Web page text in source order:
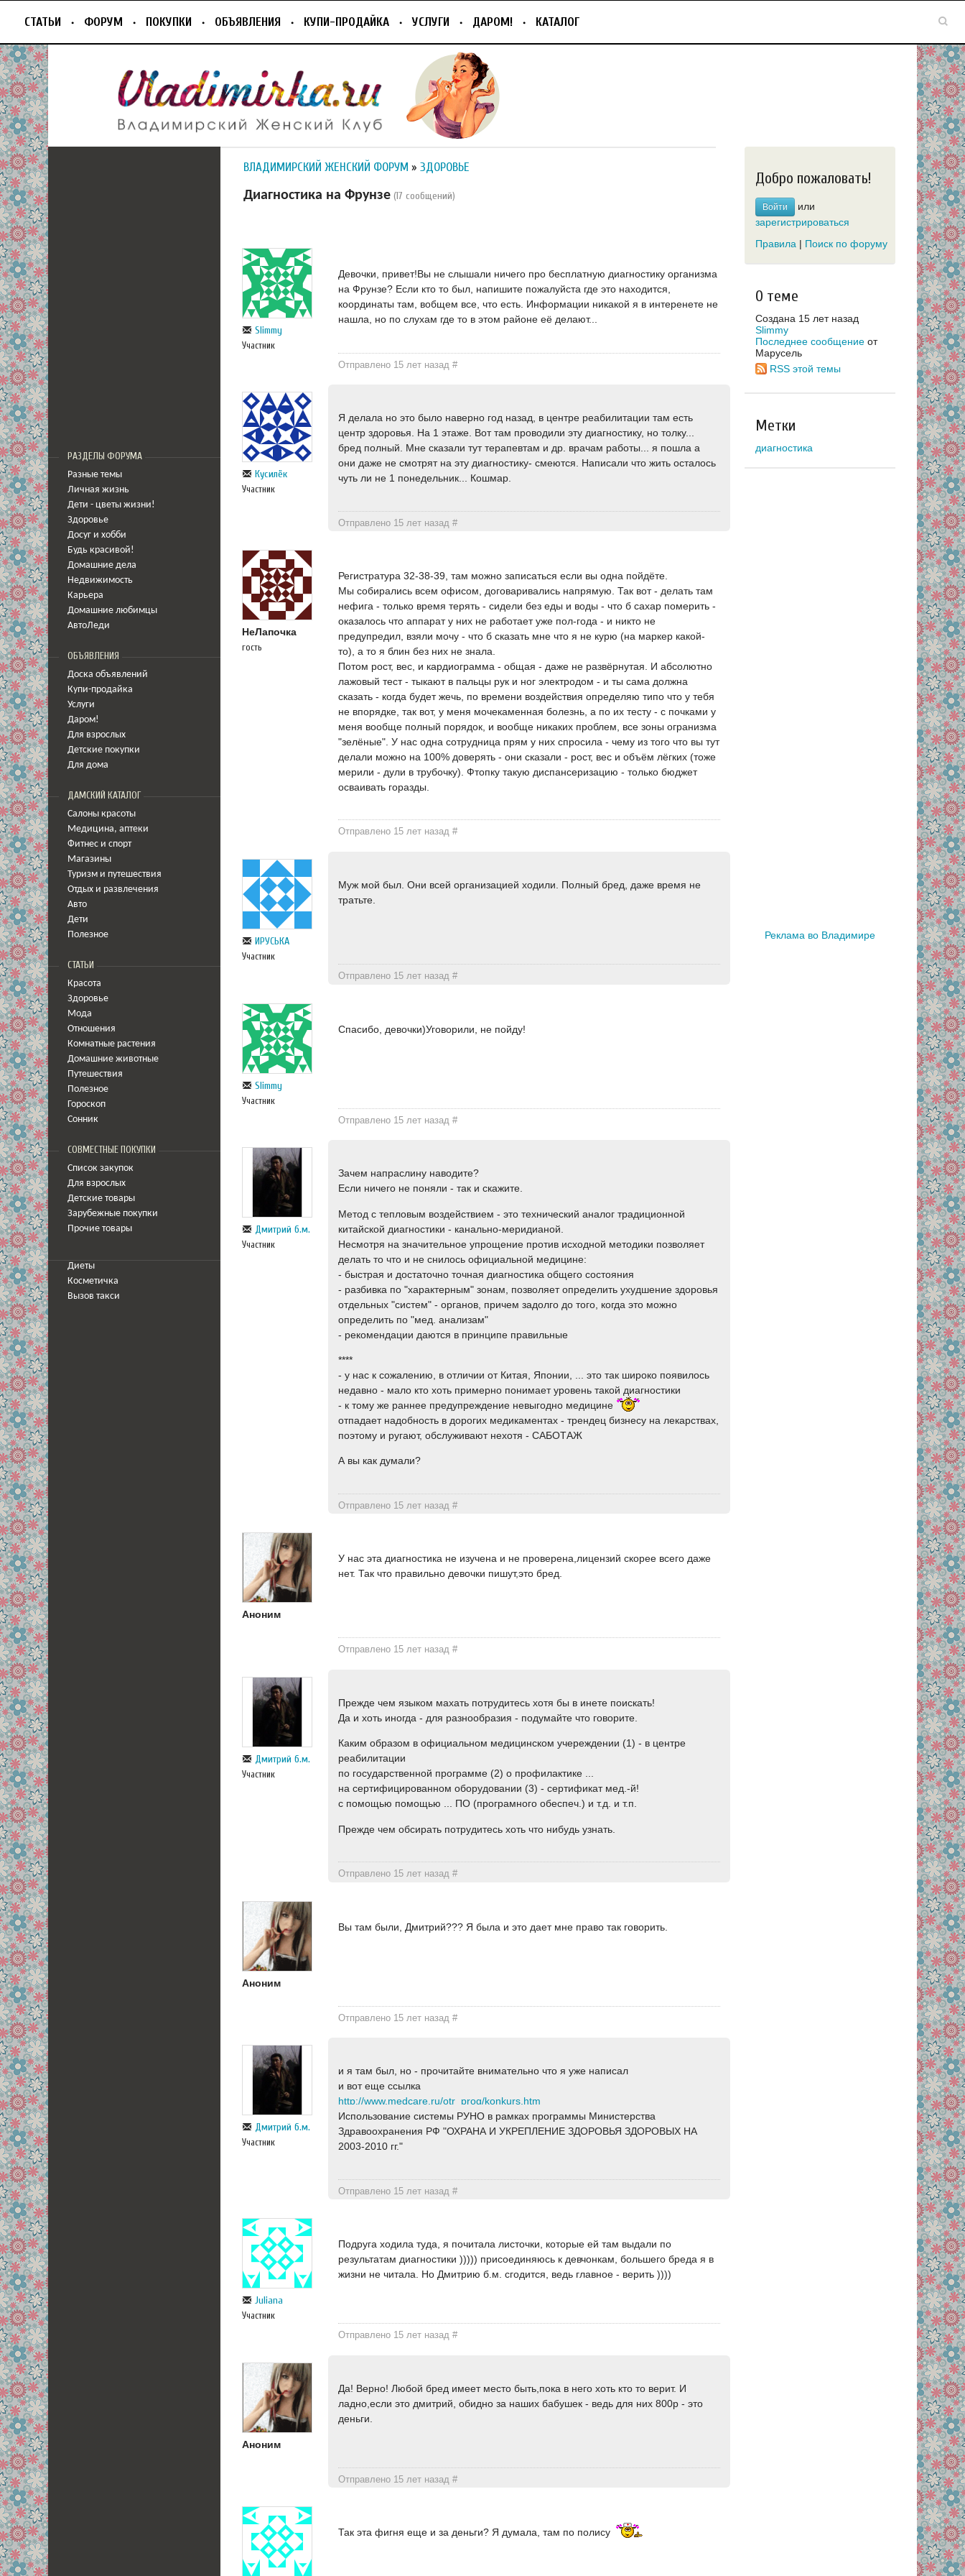
СТАТЬИ ФОРУМ ПОКУПКИ ОБЪЯВЛЕНИЯ КУПИ-ПРОДАЙКА УСЛУГИ ДАРОМ! КАТАЛОГ
РАЗДЕЛЫ ФОРУМА
Разные темы
Личная жизнь
Дети - цветы жизни!
Здоровье
Досуг и хобби
Будь красивой!
Домашние дела
Недвижимость
Карьера
Домашние любимцы
АвтоЛеди
ОБЪЯВЛЕНИЯ
Доска объявлений
Купи-продайка
Услуги
Даром!
Для взрослых
Детские покупки
Для дома
ДАМСКИЙ КАТАЛОГ
Салоны красоты
Медицина, аптеки
Фитнес и спорт
Магазины
Туризм и путешествия
Отдых и развлечения
Авто
Дети
Полезное
СТАТЬИ
Красота
Здоровье
Мода
Отношения
Комнатные растения
Домашние животные
Путешествия
Полезное
Гороскоп
Сонник
СОВМЕСТНЫЕ ПОКУПКИ
Список закупок
Для взрослых
Детские товары
Зарубежные покупки
Прочие товары
Диеты
Косметичка
Вызов такси
ВЛАДИМИРСКИЙ ЖЕНСКИЙ ФОРУМ » ЗДОРОВЬЕ
Диагностика на Фрунзе (17 сообщений)
Slimmy
Участник
Девочки, привет!Вы не слышали ничего про бесплатную диагностику организма
на Фрунзе? Если кто то был, напишите пожалуйста где это находится,
координаты там, вобщем все, что есть. Информации никакой я в интеренете не
нашла, но по слухам где то в этом районе её делают...
Отправлено 15 лет назад#
Кусилёк
Участник
Я делала но это было наверно год назад, в центре реабилитации там есть
центр здоровья. На 1 этаже. Вот там проводили эту диагностику, но толку...
бред полный. Мне сказали тут терапевтам и др. врачам работы... я пошла а
они даже не смотрят на эту диагностику- смеются. Написали что жить осталось
чуть ли не 1 понедельник... Кошмар.
Отправлено 15 лет назад#
НеЛапочка
гость
Регистратура 32-38-39, там можно записаться если вы одна пойдёте.
Мы собирались всем офисом, договаривались напрямую. Так вот - делать там
нефига - только время терять - сидели без еды и воды - что б сахар померить -
оказалось что аппарат у них не работает уже пол-года - и никто не
предупредил, взяли мочу - что б сказать мне что я не курю (на маркер какой-
то), а то я блин без них не знала.
Потом рост, вес, и кардиограмма - общая - даже не развёрнутая. И абсолютно
лажовый тест - тыкают в пальцы рук и ног электродом - и ты сама должна
сказать - когда будет жечь, по времени воздействия определяю типо что у тебя
не впорядке, так вот, у меня мочекаменная болезнь, а по их тесту - с почками у
меня вообще полный порядок, и вообще никаких проблем, все зоны огранизма
"зелёные". У нас одна сотрудница прям у них спросила - чему из того что вы тут
делали можно на 100% доверять - они сказали - рост, вес и объём лёгких (тоже
мерили - дули в трубочку). Фтопку такую диспансеризацию - только бюджет
осваивать горазды.
Отправлено 15 лет назад#
ИРУСЬКА
Участник
Муж мой был. Они всей организацией ходили. Полный бред, даже время не
тратьте.
Отправлено 15 лет назад#
Slimmy
Участник
Спасибо, девочки)Уговорили, не пойду!
Отправлено 15 лет назад#
Дмитрий б.м.
Участник
Зачем напраслину наводите?
Если ничего не поняли - так и скажите.
Метод с тепловым воздействием - это технический аналог традиционной
китайской диагностики - канально-меридианой.
Несмотря на значительное упрощение против исходной методики позволяет
делать то что и не снилось официальной медицине:
- быстрая и достаточно точная диагностика общего состояния
- разбивка по "характерным" зонам, позволяет определить ухудшение здоровья
отдельных "систем" - органов, причем задолго до того, когда это можно
определить по "мед. анализам"
- рекомендации даются в принципе правильные
****
- у нас к сожалению, в отличии от Китая, Японии, ... это так широко появилось
недавно - мало кто хоть примерно понимает уровень такой диагностики
- к тому же раннее предупреждение невыгодно медицине
отпадает надобность в дорогих медикаментах - трендец бизнесу на лекарствах,
поэтому и ругают, обслуживают нехотя - САБОТАЖ
А вы как думали?
Отправлено 15 лет назад#
Аноним
У нас эта диагностика не изучена и не проверена,лицензий скорее всего даже
нет. Так что правильно девочки пишут,это бред.
Отправлено 15 лет назад#
Дмитрий б.м.
Участник
Прежде чем языком махать потрудитесь хотя бы в инете поискать!
Да и хоть иногда - для разнообразия - подумайте что говорите.
Каким образом в официальном медицинском учереждении (1) - в центре
реабилитации
по государственной программе (2) о профилактике ...
на сертифицированном оборудовании (3) - сертификат мед.-й!
с помощью помощью ... ПО (програмного обеспеч.) и т.д. и т.п.
Прежде чем обсирать потрудитесь хоть что нибудь узнать.
Отправлено 15 лет назад#
Аноним
Вы там были, Дмитрий??? Я была и это дает мне право так говорить.
Отправлено 15 лет назад#
Дмитрий б.м.
Участник
и я там был, но - прочитайте внимательно что я уже написал
и вот еще ссылка
http://www.medcare.ru/otr_prog/konkurs.htm
Использование системы РУНО в рамках программы Министерства
Здравоохранения РФ "ОХРАНА И УКРЕПЛЕНИЕ ЗДОРОВЬЯ ЗДОРОВЫХ НА
2003-2010 гг."
Отправлено 15 лет назад#
Juliana
Участник
Подруга ходила туда, я почитала листочки, которые ей там выдали по
результатам диагностики ))))) присоединяюсь к девчонкам, большего бреда я в
жизни не читала. Но Дмитрию б.м. сгодится, ведь главное - верить ))))
Отправлено 15 лет назад#
Аноним
Да! Верно! Любой бред имеет место быть,пока в него хоть кто то верит. И
ладно,если это дмитрий, обидно за наших бабушек - ведь для них 800р - это
деньги.
Отправлено 15 лет назад#
Так эта фигня еще и за деньги? Я думала, там по полису
Добро пожаловать!
Войти
или
зарегистрироваться
Правила | Поиск по форуму
О теме
Создана 15 лет назад
Slimmy
Последнее сообщение от
Марусель
RSS этой темы
Метки
диагностика
Реклама во Владимире